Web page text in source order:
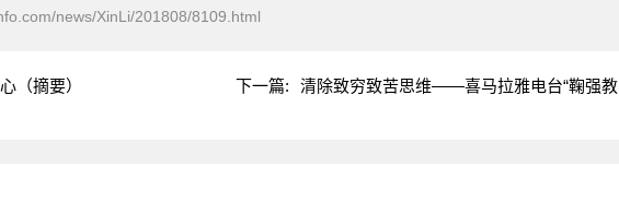
news/XinLi/201808/8109.html
（摘要） 下一篇: 清除致穷致苦思维——喜马拉雅电台“鞠强教授暨嫡传弟子团：管理心理学之技巧与理论